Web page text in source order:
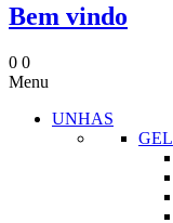
Bem vindo
0 0
Menu
UNHAS
GEL